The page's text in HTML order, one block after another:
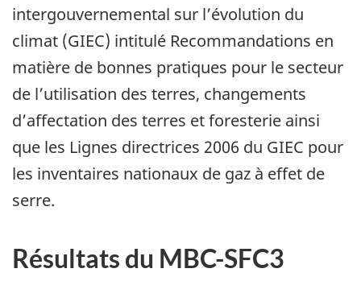
intergouvernemental sur l’évolution du
climat (GIEC) intitulé Recommandations en
matière de bonnes pratiques pour le secteur
de l’utilisation des terres, changements
d’affectation des terres et foresterie ainsi
que les Lignes directrices 2006 du GIEC pour
les inventaires nationaux de gaz à effet de
serre.
Résultats du MBC-SFC3